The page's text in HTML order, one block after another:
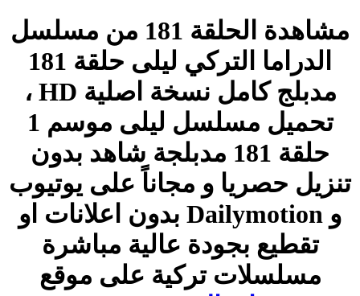
مشاهدة الحلقة 181 من مسلسل
الدراما التركي ليلى حلقة 181
مدبلج كامل نسخة اصلية HD ،
تحميل مسلسل ليلى موسم 1
حلقة 181 مدبلجة شاهد بدون
تنزيل حصريا و مجاناً على يوتيوب
و Dailymotion بدون اعلانات او
تقطيع بجودة عالية مباشرة
مسلسلات تركية على موقع